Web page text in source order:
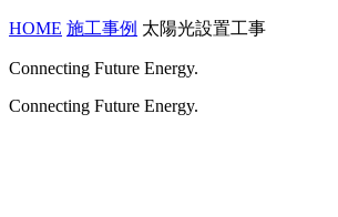
HOME 施工事例 太陽光設置工事
Connecting Future Energy.
Connecting Future Energy.